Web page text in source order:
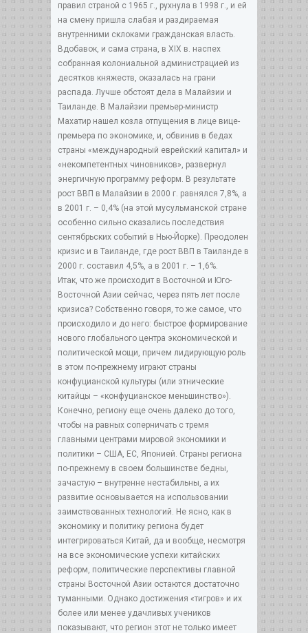
правил страной с 1965 г., рухнула в 1998 г., и ей
на смену пришла слабая и раздираемая
внутренними склоками гражданская власть.
Вдобавок, и сама страна, в XIX в. наспех
собранная колониальной администрацией из
десятков княжеств, оказалась на грани
распада. Лучше обстоят дела в Малайзии и
Таиланде. В Малайзии премьер-министр
Махатир нашел козла отпущения в лице вице-
премьера по экономике, и, обвинив в бедах
страны «международный еврейский капитал» и
«некомпетентных чиновников», развернул
энергичную программу реформ. В результате
рост ВВП в Малайзии в 2000 г. равнялся 7,8%, а
в 2001 г. – 0,4% (на этой мусульманской стране
особенно сильно сказались последствия
сентябрьских событий в Нью-Йорке). Преодолен
кризис и в Таиланде, где рост ВВП в Таиланде в
2000 г. составил 4,5%, а в 2001 г. – 1,6%.
Итак, что же происходит в Восточной и Юго-
Восточной Азии сейчас, через пять лет после
кризиса? Собственно говоря, то же самое, что
происходило и до него: быстрое формирование
нового глобального центра экономической и
политической мощи, причем лидирующую роль
в этом по-прежнему играют страны
конфуцианской культуры (или этнические
китайцы – «конфуцианское меньшинство»).
Конечно, региону еще очень далеко до того,
чтобы на равных соперничать с тремя
главными центрами мировой экономики и
политики – США, ЕС, Японией. Страны региона
по-прежнему в своем большинстве бедны,
зачастую – внутренне нестабильны, а их
развитие основывается на использовании
заимствованных технологий. Не ясно, как в
экономику и политику региона будет
интегрироваться Китай, да и вообще, несмотря
на все экономические успехи китайских
реформ, политические перспективы главной
страны Восточной Азии остаются достаточно
туманными. Однако достижения «тигров» и их
более или менее удачливых учеников
показывают, что регион этот не только имеет